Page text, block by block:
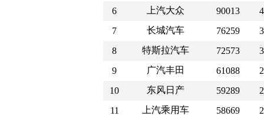
6
上汽大众 90013
7
长城汽车 76259
8
特斯拉汽车 72573
9
广汽丰田 61088
10
东风日产 59289
11
上汽乘用车 58669